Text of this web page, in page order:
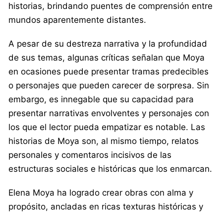
historias, brindando puentes de comprensión entre
mundos aparentemente distantes.
A pesar de su destreza narrativa y la profundidad
de sus temas, algunas críticas señalan que Moya
en ocasiones puede presentar tramas predecibles
o personajes que pueden carecer de sorpresa. Sin
embargo, es innegable que su capacidad para
presentar narrativas envolventes y personajes con
los que el lector pueda empatizar es notable. Las
historias de Moya son, al mismo tiempo, relatos
personales y comentaros incisivos de las
estructuras sociales e históricas que los enmarcan.
Elena Moya ha logrado crear obras con alma y
propósito, ancladas en ricas texturas históricas y